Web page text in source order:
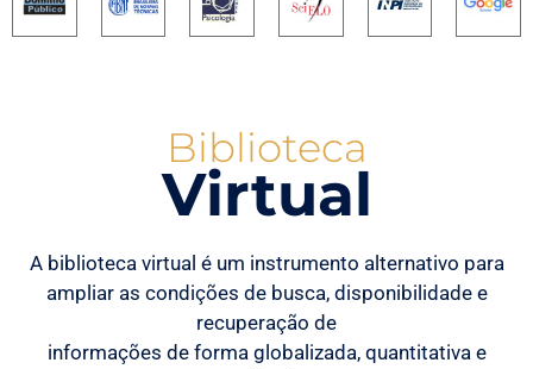
Biblioteca
Virtual
A biblioteca virtual é um instrumento alternativo para
ampliar as condições de busca, disponibilidade e
recuperação de
informações de forma globalizada, quantitativa e